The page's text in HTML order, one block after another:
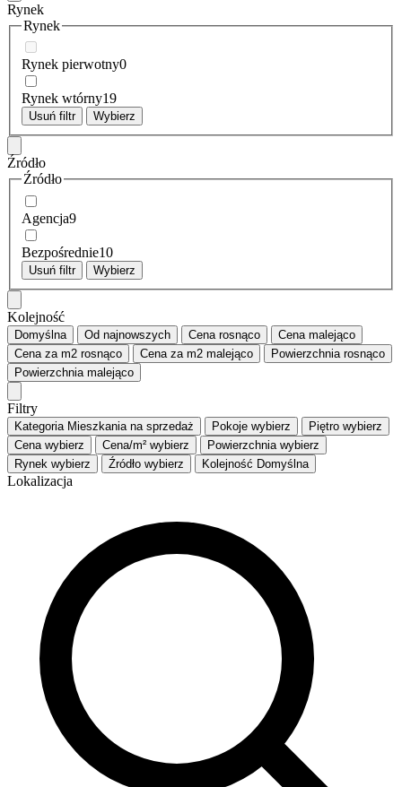
Rynek
Rynek
Rynek pierwotny0
Rynek wtórny19
Usuń filtr Wybierz
Źródło
Źródło
Agencja9
Bezpośrednie10
Usuń filtr Wybierz
Kolejność
Domyślna Od najnowszych Cena rosnąco Cena malejąco
Cena za m2 rosnąco Cena za m2 malejąco Powierzchnia rosnąco
Powierzchnia malejąco
Filtry
Kategoria Mieszkania na sprzedaż Pokoje wybierz Piętro wybierz
Cena wybierz Cena/m² wybierz Powierzchnia wybierz
Rynek wybierz Źródło wybierz Kolejność Domyślna
Lokalizacja